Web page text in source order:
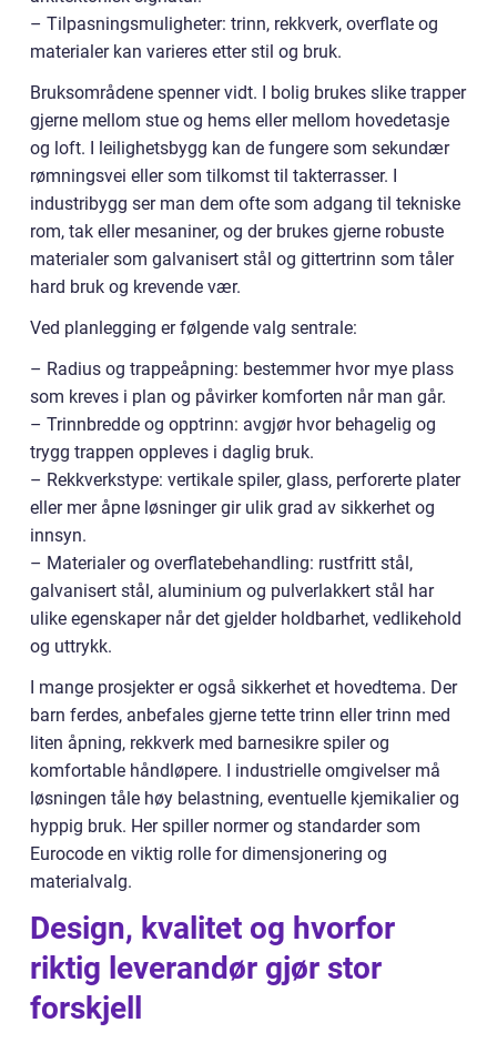
– Tilpasningsmuligheter: trinn, rekkverk, overflate og
materialer kan varieres etter stil og bruk.
Bruksområdene spenner vidt. I bolig brukes slike trapper
gjerne mellom stue og hems eller mellom hovedetasje
og loft. I leilighetsbygg kan de fungere som sekundær
rømningsvei eller som tilkomst til takterrasser. I
industribygg ser man dem ofte som adgang til tekniske
rom, tak eller mesaniner, og der brukes gjerne robuste
materialer som galvanisert stål og gittertrinn som tåler
hard bruk og krevende vær.
Ved planlegging er følgende valg sentrale:
– Radius og trappeåpning: bestemmer hvor mye plass
som kreves i plan og påvirker komforten når man går.
– Trinnbredde og opptrinn: avgjør hvor behagelig og
trygg trappen oppleves i daglig bruk.
– Rekkverkstype: vertikale spiler, glass, perforerte plater
eller mer åpne løsninger gir ulik grad av sikkerhet og
innsyn.
– Materialer og overflatebehandling: rustfritt stål,
galvanisert stål, aluminium og pulverlakkert stål har
ulike egenskaper når det gjelder holdbarhet, vedlikehold
og uttrykk.
I mange prosjekter er også sikkerhet et hovedtema. Der
barn ferdes, anbefales gjerne tette trinn eller trinn med
liten åpning, rekkverk med barnesikre spiler og
komfortable håndløpere. I industrielle omgivelser må
løsningen tåle høy belastning, eventuelle kjemikalier og
hyppig bruk. Her spiller normer og standarder som
Eurocode en viktig rolle for dimensjonering og
materialvalg.
Design, kvalitet og hvorfor
riktig leverandør gjør stor
forskjell